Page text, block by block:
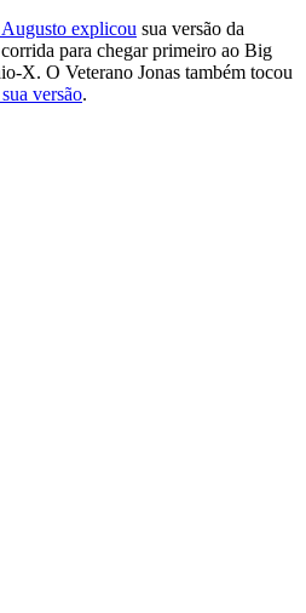
explicou sua versão da
para chegar primeiro ao Big
X. O Veterano Jonas também tocou
versão.